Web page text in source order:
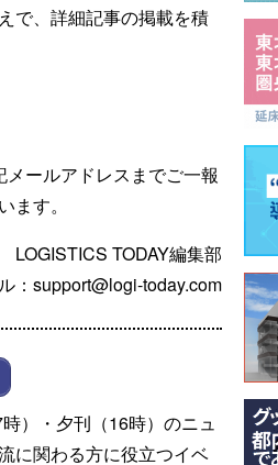
で、詳細記事の掲載を積
ールアドレスまでご一報
す。
LOGISTICS TODAY編集部
：support@logi-today.com
）・夕刊（16時）のニュ
に関わる方に役立つイベ